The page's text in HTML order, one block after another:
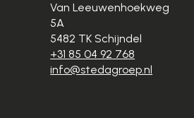
Van Leeuwenhoekweg
5A
5482 TK Schijndel
+31 85 04 92 768
info@stedagroep.nl